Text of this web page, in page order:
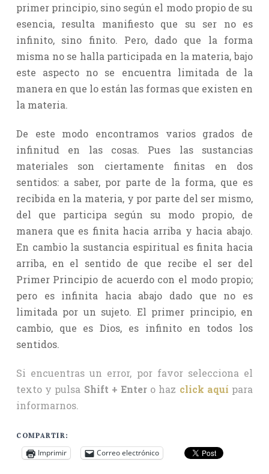
primer principio, sino según el modo propio de su
esencia, resulta manifiesto que su ser no es
infinito, sino finito. Pero, dado que la forma
misma no se halla participada en la materia, bajo
este aspecto no se encuentra limitada de la
manera en que lo están las formas que existen en
la materia.
De este modo encontramos varios grados de
infinitud en las cosas. Pues las sustancias
materiales son ciertamente finitas en dos
sentidos: a saber, por parte de la forma, que es
recibida en la materia, y por parte del ser mismo,
del que participa según su modo propio, de
manera que es finita hacia arriba y hacia abajo.
En cambio la sustancia espiritual es finita hacia
arriba, en el sentido de que recibe el ser del
Primer Principio de acuerdo con el modo propio;
pero es infinita hacia abajo dado que no es
limitada por un sujeto. El primer principio, en
cambio, que es Dios, es infinito en todos los
sentidos.
Si encuentras un error, por favor selecciona el
texto y pulsa Shift + Enter o haz click aquí para
informarnos.
COMPARTIR:
Imprimir Correo electrónico